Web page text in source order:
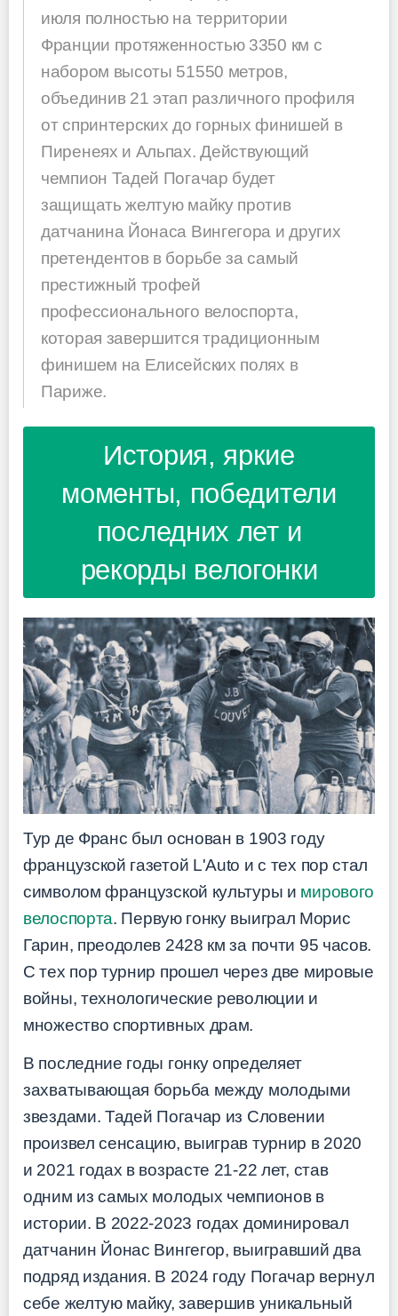
июля полностью на территории
Франции протяженностью 3350 км с
набором высоты 51550 метров,
объединив 21 этап различного профиля
от спринтерских до горных финишей в
Пиренеях и Альпах. Действующий
чемпион Тадей Погачар будет
защищать желтую майку против
датчанина Йонаса Вингегора и других
претендентов в борьбе за самый
престижный трофей
профессионального велоспорта,
которая завершится традиционным
финишем на Елисейских полях в
Париже.
История, яркие
моменты, победители
последних лет и
рекорды велогонки
Тур де Франс был основан в 1903 году
французской газетой L'Auto и с тех пор стал
символом французской культуры и мирового
велоспорта. Первую гонку выиграл Морис
Гарин, преодолев 2428 км за почти 95 часов.
С тех пор турнир прошел через две мировые
войны, технологические революции и
множество спортивных драм.
В последние годы гонку определяет
захватывающая борьба между молодыми
звездами. Тадей Погачар из Словении
произвел сенсацию, выиграв турнир в 2020
и 2021 годах в возрасте 21-22 лет, став
одним из самых молодых чемпионов в
истории. В 2022-2023 годах доминировал
датчанин Йонас Вингегор, выигравший два
подряд издания. В 2024 году Погачар вернул
себе желтую майку, завершив уникальный